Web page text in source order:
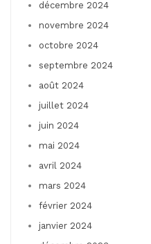
décembre 2024
novembre 2024
octobre 2024
septembre 2024
août 2024
juillet 2024
juin 2024
mai 2024
avril 2024
mars 2024
février 2024
janvier 2024